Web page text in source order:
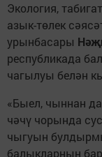
Экология,
азык-төлек
урынбасары
республикада
чагылуы белән
«Быел, чыннан
чәчү чорында
чыгуын
балыкларның